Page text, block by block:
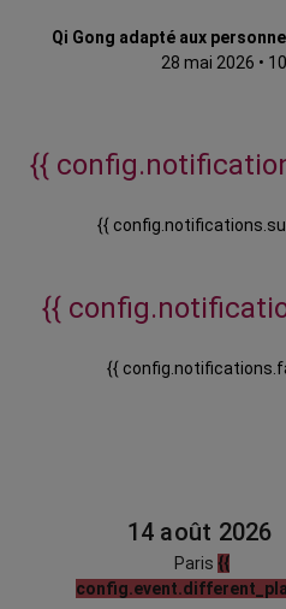
Qi Gong adapté aux
28 mai 2026 •
{{
{{
{{
{{
14 août 2026
Paris {{